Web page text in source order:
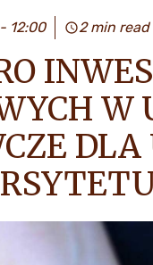
12:00 2 min read
W